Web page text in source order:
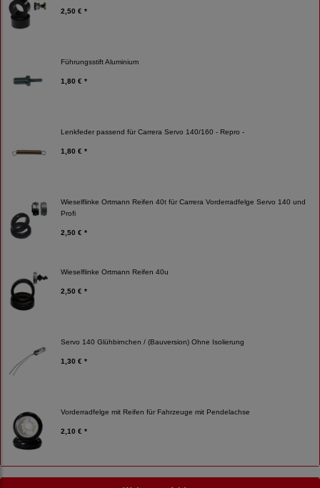
2,50 € *
Führungsstift Aluminium
1,80 € *
Lenkfeder passend für Carrera Servo 140/160 - Repro -
1,80 € *
Wieselflinke Ortmann Reifen 40t für Carrera Vorderradfelge Servo 140 und
Profi
2,50 € *
Wieselflinke Ortmann Reifen 40u
2,50 € *
Servo 140 Glühbirnchen / (Bauversion) Ohne Isolierung
1,30 € *
Vorderradfelge mit Reifen für Fahrzeuge mit Pendelachse
2,10 € *